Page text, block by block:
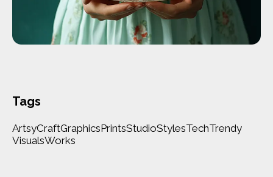
Tags
ArtsyCraftGraphicsPrintsStudioStylesTechTrendy
VisualsWorks